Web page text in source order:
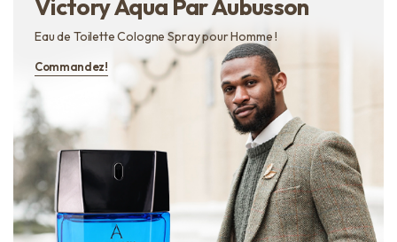
Victory Aqua Par Aubusson
Eau de Toilette Cologne Spray pour Homme !
Commandez!